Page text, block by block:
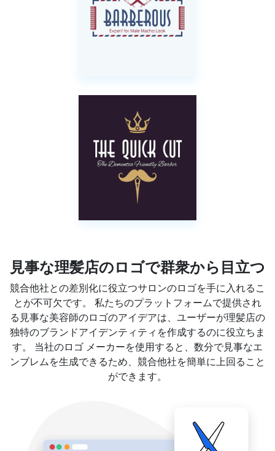
見事な理髪店のロゴで群衆から目立つ
競合他社との差別化に役立つサロンのロゴを手に入れるこ
とが不可欠です。 私たちのプラットフォームで提供され
る見事な美容師のロゴのアイデアは、ユーザーが理髪店の
独特のブランドアイデンティティを作成するのに役立ちま
す。 当社のロゴ メーカーを使用すると、数分で見事なエ
ンブレムを生成できるため、競合他社を簡単に上回ること
ができます。